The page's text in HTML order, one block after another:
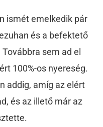
ismét emelkedik pár
és a befektető
sem ad el
100%-os nyereség.
addig, amíg az elért
és az illető már az